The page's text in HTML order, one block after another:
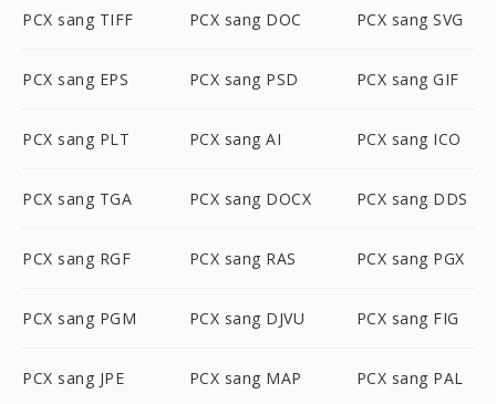
PCX sang TIFF PCX sang DOC PCX sang SVG
PCX sang EPS PCX sang PSD PCX sang GIF
PCX sang PLT PCX sang AI PCX sang ICO
PCX sang TGA PCX sang DOCX PCX sang DDS
PCX sang RGF PCX sang RAS PCX sang PGX
PCX sang PGM PCX sang DJVU PCX sang FIG
PCX sang JPE PCX sang MAP PCX sang PAL